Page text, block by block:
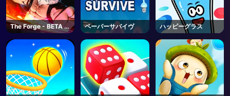
The Forge - BETA -
Roblox
ペーパーサバイヴ ハッピーグラス